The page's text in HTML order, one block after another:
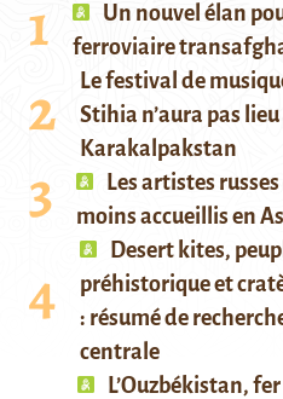
Un nouvel élan
ferroviaire
Le festival de
Stihia n’aura pas lieu
Karakalpakstan
Les artistes
moins accueillis en
Desert kites,
préhistorique et
: résumé de
centrale
L’Ouzbékistan,